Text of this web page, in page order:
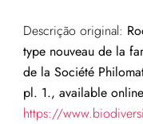
Descrição original:
type nouveau de la
de la Société
pl. 1., available
https://